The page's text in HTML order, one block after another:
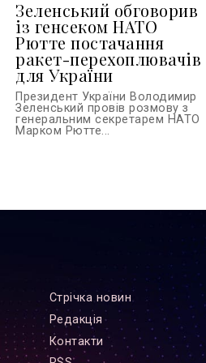
Зеленський обговорив
із генсеком НАТО
Рютте постачання
ракет-перехоплювачів
для України
Президент України Володимир
Зеленський провів розмову з
генеральним секретарем НАТО
Марком Рютте...
Стрiчка новин
Редакцiя
Контакти